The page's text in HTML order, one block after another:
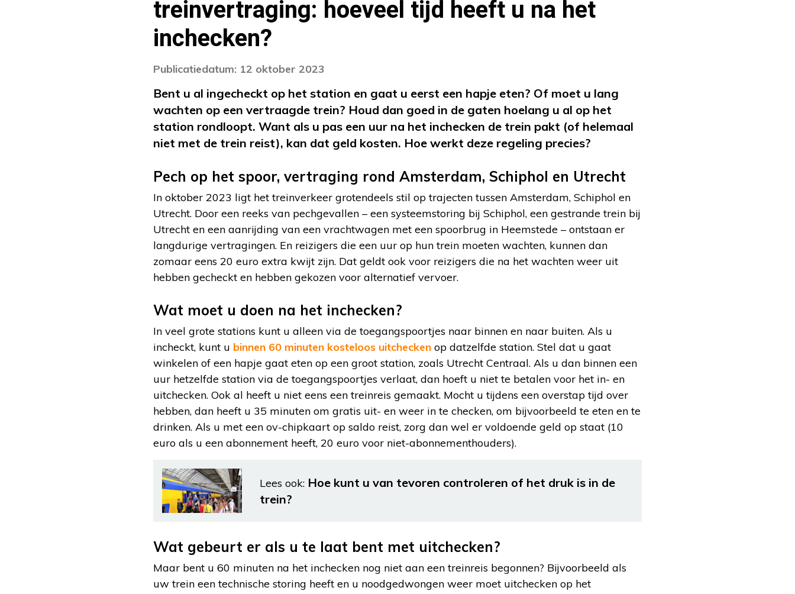
treinvertraging: hoeveel tijd heeft u na het
inchecken?
Publicatiedatum: 12 oktober 2023
Bent u al ingecheckt op het station en gaat u eerst een hapje eten? Of moet u lang
wachten op een vertraagde trein? Houd dan goed in de gaten hoelang u al op het
station rondloopt. Want als u pas een uur na het inchecken de trein pakt (of helemaal
niet met de trein reist), kan dat geld kosten. Hoe werkt deze regeling precies?
Pech op het spoor, vertraging rond Amsterdam, Schiphol en Utrecht
In oktober 2023 ligt het treinverkeer grotendeels stil op trajecten tussen Amsterdam, Schiphol en
Utrecht. Door een reeks van pechgevallen – een systeemstoring bij Schiphol, een gestrande trein bij
Utrecht en een aanrijding van een vrachtwagen met een spoorbrug in Heemstede – ontstaan er
langdurige vertragingen. En reizigers die een uur op hun trein moeten wachten, kunnen dan
zomaar eens 20 euro extra kwijt zijn. Dat geldt ook voor reizigers die na het wachten weer uit
hebben gecheckt en hebben gekozen voor alternatief vervoer.
Wat moet u doen na het inchecken?
In veel grote stations kunt u alleen via de toegangspoortjes naar binnen en naar buiten. Als u
incheckt, kunt u binnen 60 minuten kosteloos uitchecken op datzelfde station. Stel dat u gaat
winkelen of een hapje gaat eten op een groot station, zoals Utrecht Centraal. Als u dan binnen een
uur hetzelfde station via de toegangspoortjes verlaat, dan hoeft u niet te betalen voor het in- en
uitchecken. Ook al heeft u niet eens een treinreis gemaakt. Mocht u tijdens een overstap tijd over
hebben, dan heeft u 35 minuten om gratis uit- en weer in te checken, om bijvoorbeeld te eten en te
drinken. Als u met een ov-chipkaart op saldo reist, zorg dan wel er voldoende geld op staat (10
euro als u een abonnement heeft, 20 euro voor niet-abonnementhouders).
Lees ook: Hoe kunt u van tevoren controleren of het druk is in de
trein?
Wat gebeurt er als u te laat bent met uitchecken?
Maar bent u 60 minuten na het inchecken nog niet aan een treinreis begonnen? Bijvoorbeeld als
uw trein een technische storing heeft en u noodgedwongen weer moet uitchecken op het